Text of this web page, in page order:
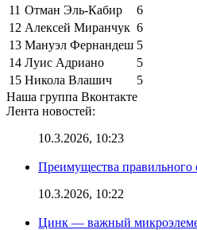
11 Отман Эль-Кабир
6
12 Алексей Миранчук 6
13 Мануэл Фернандеш 5
14 Луис Адриано
5
15 Никола Влашич
5
Наша группа Вконтакте
Лента новостей:
10.3.2026, 10:23
Преимущества правильного
10.3.2026, 10:22
Цинк — важный